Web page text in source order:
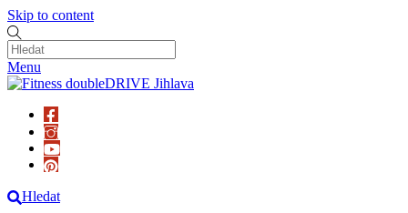
Skip to content
Menu
Hledat